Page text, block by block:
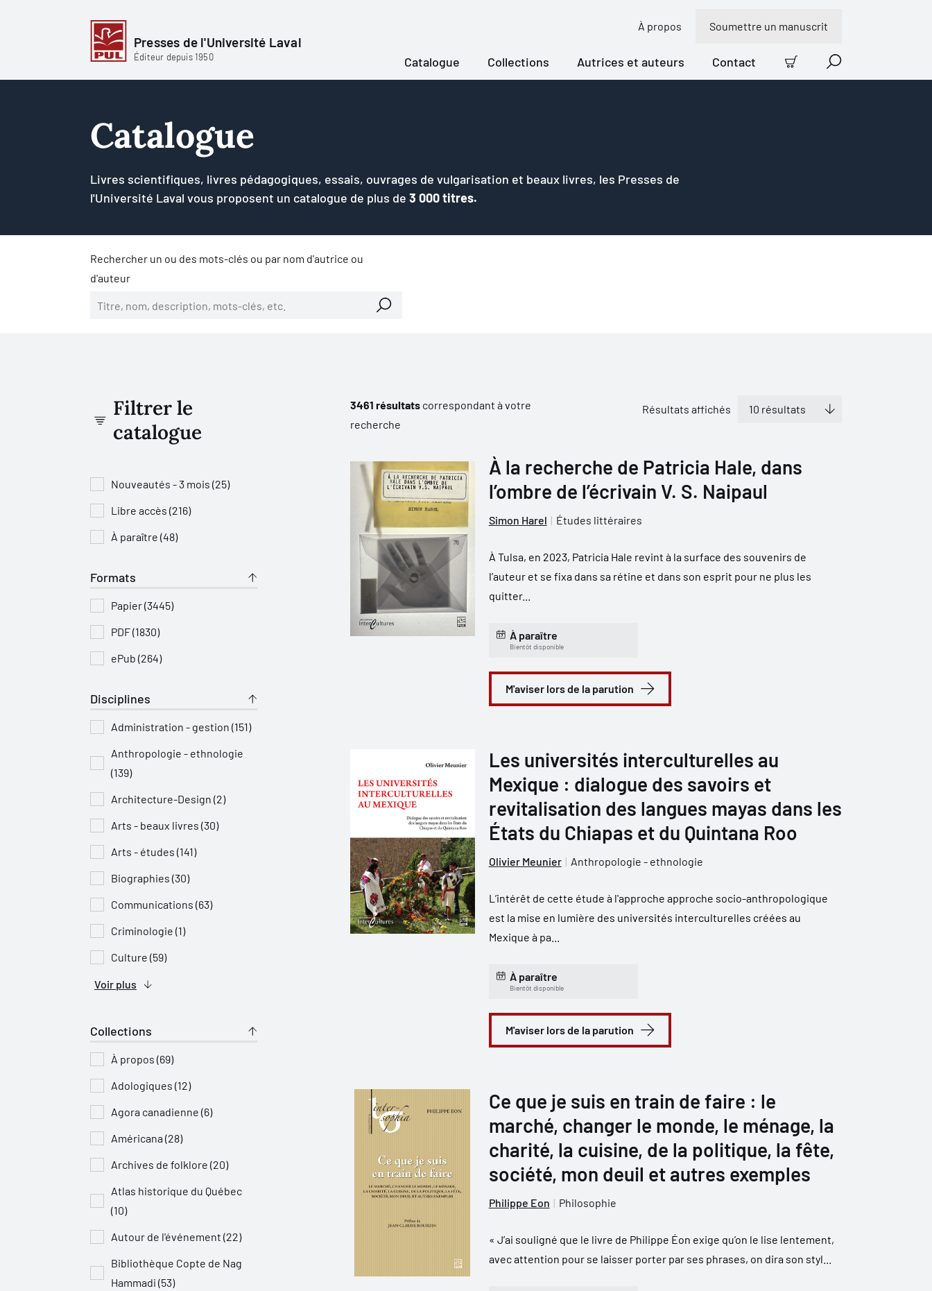
Presses de l'Université Laval
Éditeur depuis 1950
À propos Soumettre un manuscrit
Catalogue Collections Autrices et auteurs Contact
Panier Recherche
Catalogue
Livres scientifiques, livres pédagogiques, essais, ouvrages de vulgarisation et beaux livres, les Presses de
l'Université Laval vous proposent un catalogue de plus de 3 000 titres.
Rechercher un ou des mots-clés ou par nom d'autrice ou
d'auteur
Filtrer le
catalogue
Nouveautés - 3 mois (25)
Libre accès (216)
À paraître (48)
Formats
Papier (3445)
PDF (1830)
ePub (264)
Disciplines
Administration - gestion (151)
Anthropologie - ethnologie
(139)
Architecture-Design (2)
Arts - beaux livres (30)
Arts - études (141)
Biographies (30)
Communications (63)
Criminologie (1)
Culture (59)
Voir plus
Collections
À propos (69)
Adologiques (12)
Agora canadienne (6)
Américana (28)
Archives de folklore (20)
Atlas historique du Québec
(10)
Autour de l'événement (22)
Bibliothèque Copte de Nag
Hammadi (53)
3461 résultatscorrespondant à votre
recherche
Résultats affichés
À la recherche de Patricia Hale, dans
l’ombre de l’écrivain V. S. Naipaul
Simon Harel Études littéraires
À Tulsa, en 2023, Patricia Hale revint à la surface des souvenirs de
l’auteur et se fixa dans sa rétine et dans son esprit pour ne plus les
quitter...
À paraître
Bientôt disponible
M'aviser lors de la parution
Les universités interculturelles au
Mexique : dialogue des savoirs et
revitalisation des langues mayas dans les
États du Chiapas et du Quintana Roo
Olivier Meunier Anthropologie - ethnologie
L’intérêt de cette étude à l'approche approche socio-anthropologique
est la mise en lumière des universités interculturelles créées au
Mexique à pa...
À paraître
Bientôt disponible
M'aviser lors de la parution
Ce que je suis en train de faire : le
marché, changer le monde, le ménage, la
charité, la cuisine, de la politique, la fête,
société, mon deuil et autres exemples
Philippe Eon Philosophie
« J’ai souligné que le livre de Philippe Éon exige qu’on le lise lentement,
avec attention pour se laisser porter par ses phrases, on dira son styl...